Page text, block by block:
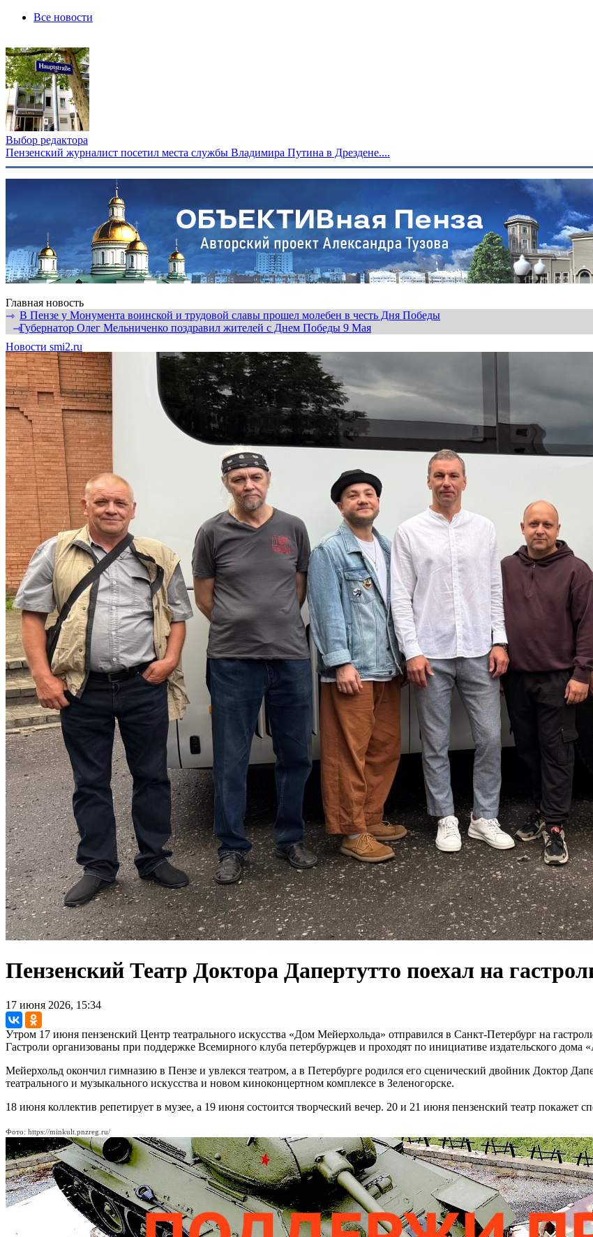
Все новости
Выбор редактора
Пензенский журналист посетил места службы Владимира Путина в Дрездене....
Главная новость
⇾ В Пензе у Монумента воинской и трудовой славы прошел молебен в честь Дня Победы
⇾Губернатор Олег Мельниченко поздравил жителей с Днем Победы 9 Мая
Новости smi2.ru
Пензенский Театр Доктора Дапертутто поехал на
17 июня 2026, 15:34
Утром 17 июня пензенский Центр театрального искусства «Дом Мейерхольда» отправился в Санкт-Петербург на
Гастроли организованы при поддержке Всемирного клуба петербуржцев и проходят по инициативе издательского дома
Мейерхольд окончил гимназию в Пензе и увлекся театром, а в Петербурге родился его сценический двойник Доктор
театрального и музыкального искусства и новом киноконцертном комплексе в Зеленогорске.
18 июня коллектив репетирует в музее, а 19 июня состоится творческий вечер. 20 и 21 июня пензенский театр покажет
Фото: https://minkult.pnzreg.ru/